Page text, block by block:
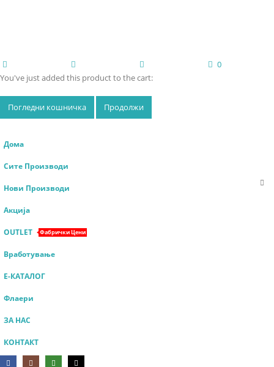
0
You've just added this product to the cart:
Погледни кошничка Продолжи
Дома
Сите Производи
Нови Производи
Акција
OUTLET Фабрички Цени
Вработување
Е-КАТАЛОГ
Флаери
ЗА НАС
КОНТАКТ